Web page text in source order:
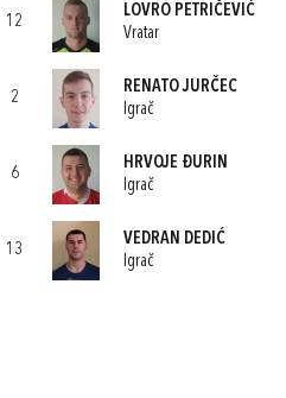
12
LOVRO PETRIČEVIĆ
Vratar
2
RENATO JURČEC
Igrač
6
HRVOJE ĐURIN
Igrač
13
VEDRAN DEDIĆ
Igrač